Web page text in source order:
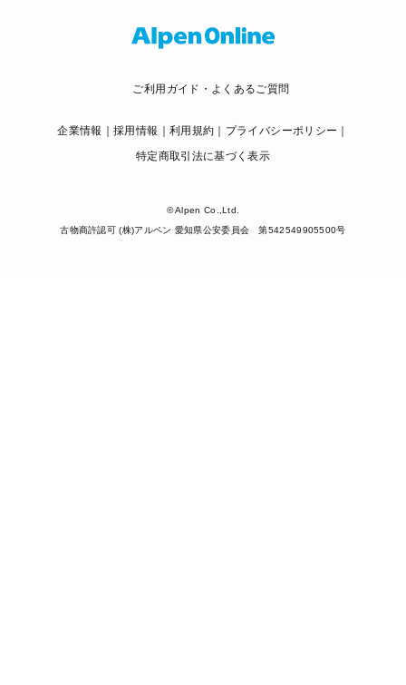
ご利用ガイド・よくあるご質問
企業情報 採用情報 利用規約
プライバシーポリシー
特定商取引法に基づく表示
© Alpen Co.,Ltd.
古物商許認可 (株)アルペン 愛知県公安委員会 第542549905500号